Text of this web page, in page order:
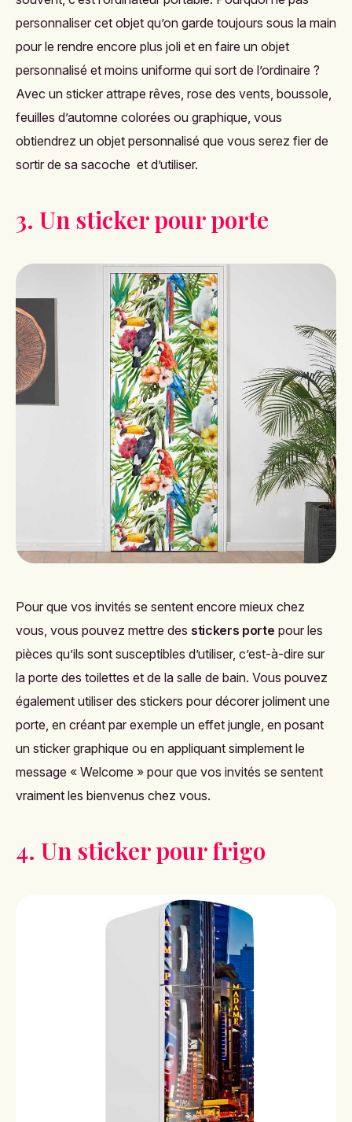
personnaliser cet objet qu’on garde toujours sous la main
pour le rendre encore plus joli et en faire un objet
personnalisé et moins uniforme qui sort de l’ordinaire ?
Avec un sticker attrape rêves, rose des vents, boussole,
feuilles d’automne colorées ou graphique, vous
obtiendrez un objet personnalisé que vous serez fier de
sortir de sa sacoche et d’utiliser.
3. Un sticker pour porte
Pour que vos invités se sentent encore mieux chez
vous, vous pouvez mettre des stickers porte pour les
pièces qu’ils sont susceptibles d’utiliser, c’est-à-dire sur
la porte des toilettes et de la salle de bain. Vous pouvez
également utiliser des stickers pour décorer joliment une
porte, en créant par exemple un effet jungle, en posant
un sticker graphique ou en appliquant simplement le
message « Welcome » pour que vos invités se sentent
vraiment les bienvenus chez vous.
4. Un sticker pour frigo